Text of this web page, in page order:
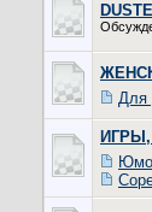
Для